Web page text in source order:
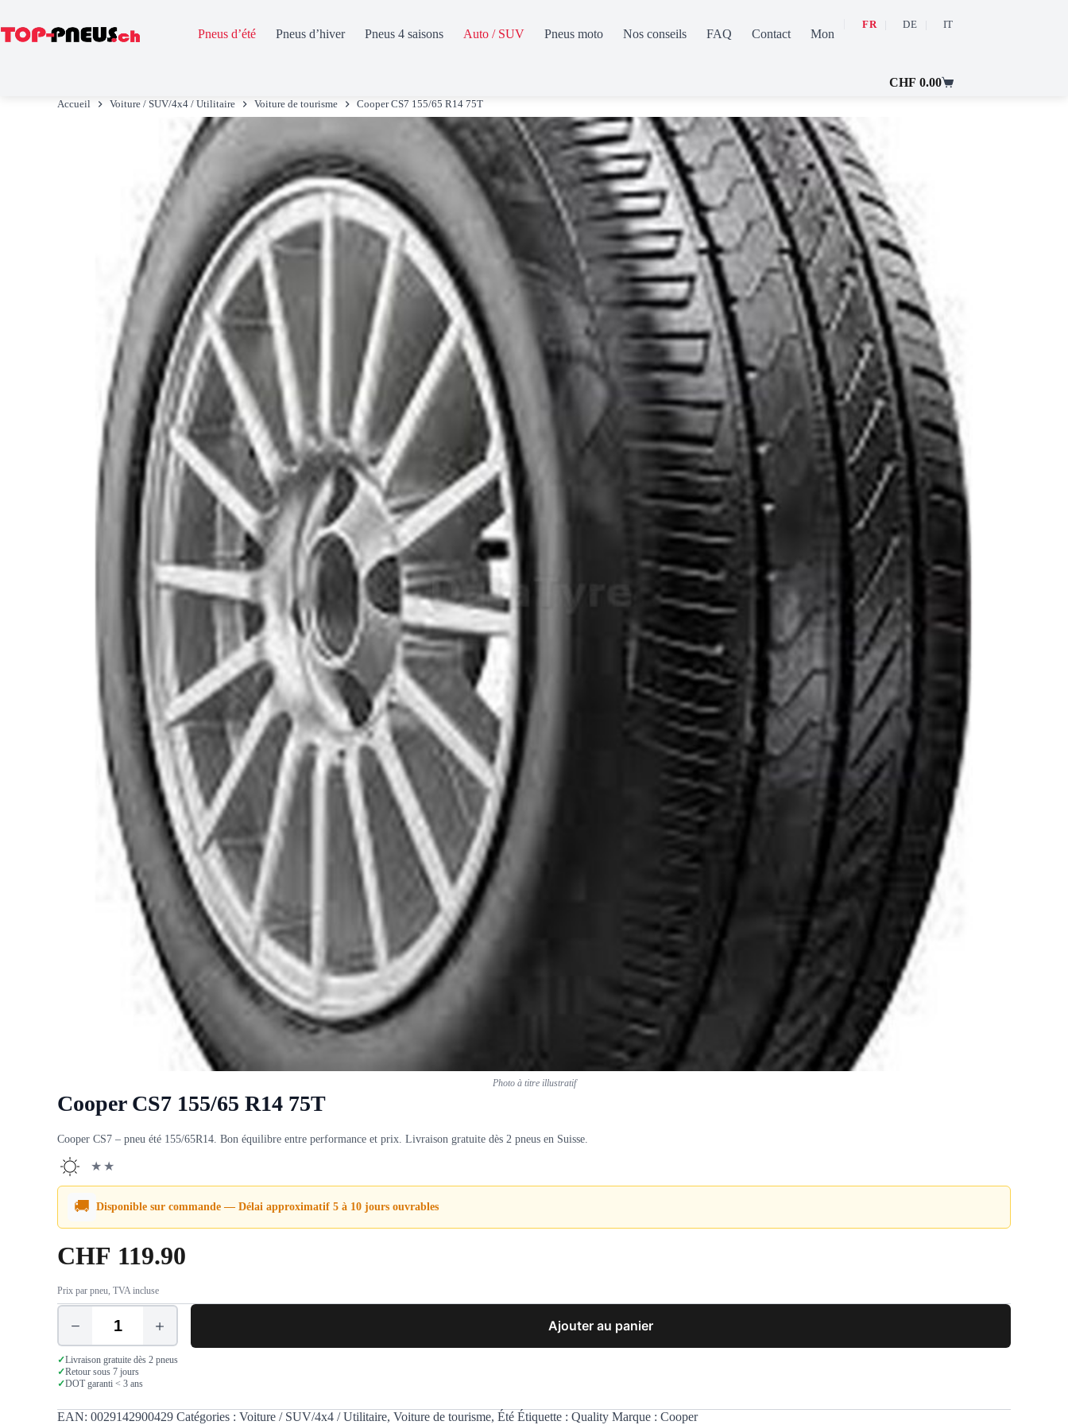
Pneus d’été Pneus d’hiver Pneus 4 saisons Auto / SUV Pneus moto Nos conseils FAQ Contact Mon compte
FR DE IT
Panier
CHF 0.00
Accueil Voiture / SUV/4x4 / Utilitaire Voiture de tourisme Cooper CS7 155/65 R14 75T
Photo à titre illustratif
Cooper CS7 155/65 R14 75T
Cooper CS7 – pneu été 155/65R14. Bon équilibre entre performance et prix. Livraison gratuite dès 2 pneus en Suisse.
★★
🚚 Disponible sur commande — Délai approximatif 5 à 10 jours ouvrables
CHF 119.90
Prix par pneu, TVA incluse
quantité
de
Cooper
CS7
155/65
75T
Ajouter au panier
✓Livraison gratuite dès 2 pneus
✓Retour sous 7 jours
✓DOT garanti < 3 ans
EAN: 0029142900429 Catégories : Voiture / SUV/4x4 / Utilitaire, Voiture de tourisme, Été Étiquette : Quality Marque : Cooper